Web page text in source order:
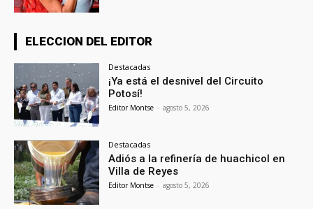
ELECCION DEL EDITOR
Destacadas
¡Ya está el desnivel del Circuito
Potosí!
Editor Montse - agosto 5, 2026
Destacadas
Adiós a la refinería de huachicol en
Villa de Reyes
Editor Montse - agosto 5, 2026